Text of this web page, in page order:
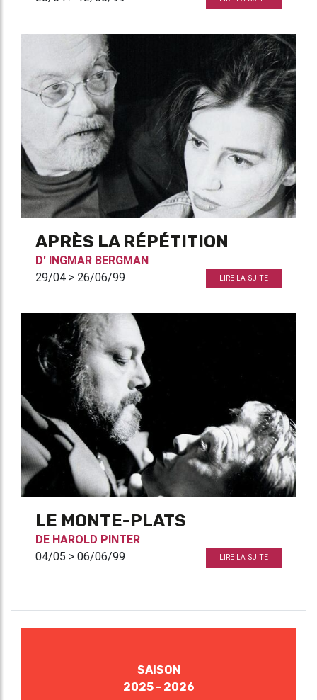
APRÈS LA RÉPÉTITION
D' INGMAR BERGMAN
29/04 > 26/06/99
LIRE LA SUITE
LE MONTE-PLATS
DE HAROLD PINTER
04/05 > 06/06/99
LIRE LA SUITE
SAISON
2025 - 2026